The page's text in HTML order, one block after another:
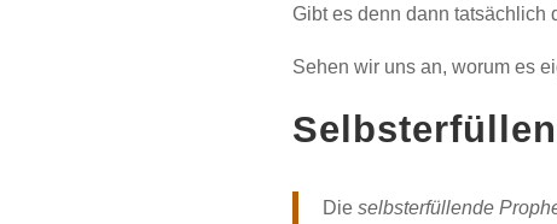
Gibt es denn dann tatsächlich
Sehen wir uns an, worum es
Die selbsterfüllende